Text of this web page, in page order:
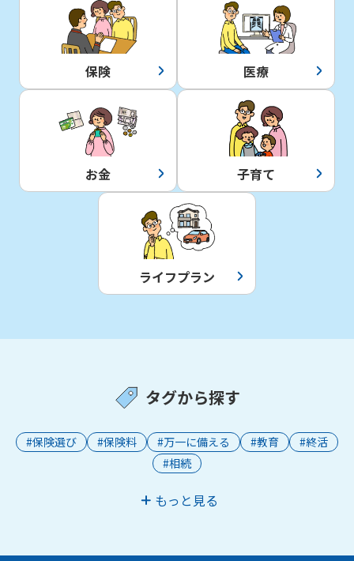
ご契約のしおり・約款（Web約款）
保険用語集
お問い合わせ
お問い合わせ
すこやか健康ラボ
ラジオ体操・みんなの体操
ラジオ体操ポータルサイト
かんぽ生命のサステナビリティ
お客さまの声／お客さまサービス向上の取組み
かんぽジャンクション
保険 医療
お金 子育て
ライフプラン
タグから探す
#保険選び #保険料 #万一に備える #教育
#終活
#相続
もっと見る